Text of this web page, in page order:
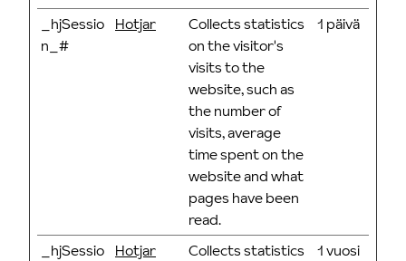
_hjSessio
n_#
Hotjar
Collects statistics
on the visitor's
visits to the
website, such as
the number of
visits, average
time spent on the
website and what
pages have been
read.
1 päivä
_hjSessio Hotjar
Collects statistics
1 vuosi